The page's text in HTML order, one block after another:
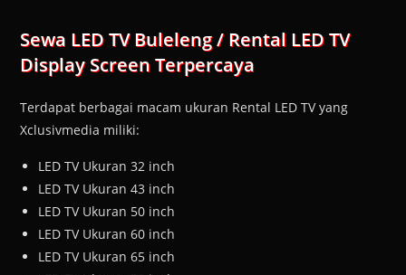
Sewa LED TV Buleleng / Rental LED TV
Display Screen Terpercaya
Terdapat berbagai macam ukuran Rental LED TV yang
Xclusivmedia miliki:
LED TV Ukuran 32 inch
LED TV Ukuran 43 inch
LED TV Ukuran 50 inch
LED TV Ukuran 60 inch
LED TV Ukuran 65 inch